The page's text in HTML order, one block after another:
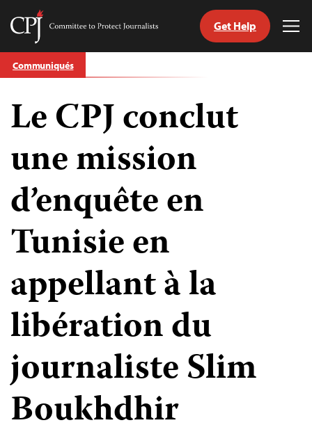
Skip
to
Committee
Journalists
Get Help
Communiqués
Le CPJ conclut
une mission
d’enquête en
Tunisie en
appellant à la
libération du
journaliste Slim
Boukhdhir